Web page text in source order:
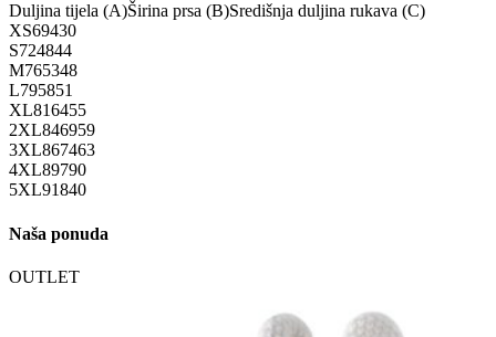
Duljina tijela (A)Širina prsa (B)Središnja duljina rukava (C)
XS69430
S724844
M765348
L795851
XL816455
2XL846959
3XL867463
4XL89790
5XL91840
Naša ponuda
OUTLET